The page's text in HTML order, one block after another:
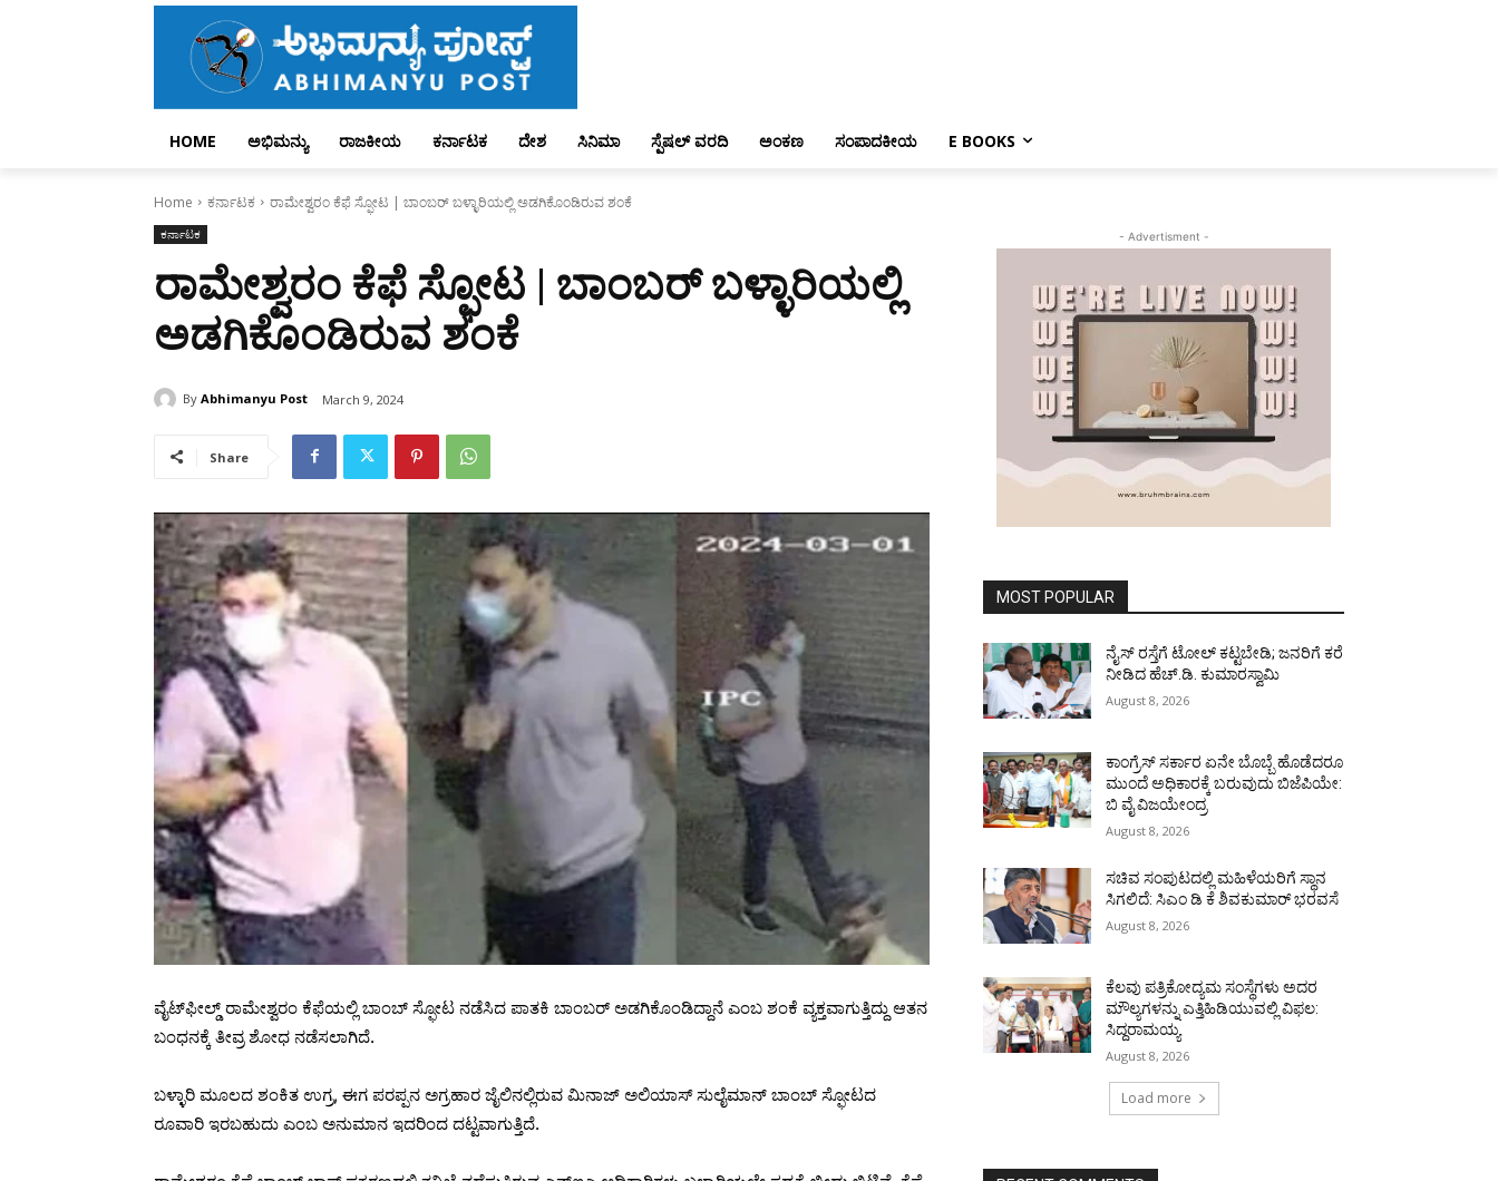
HOME ಅಭಿಮನ್ಯು ರಾಜಕೀಯ ಕರ್ನಾಟಕ ದೇಶ ಸಿನಿಮಾ ಸ್ಪೆಷಲ್ ವರದಿ ಅಂಕಣ ಸಂಪಾದಕೀಯ E BOOKS
Home ಕರ್ನಾಟಕ ರಾಮೇಶ್ವರಂ ಕೆಫೆ ಸ್ಫೋಟ | ಬಾಂಬರ್‌ ಬಳ್ಳಾರಿಯಲ್ಲಿ ಅಡಗಿಕೊಂಡಿರುವ ಶಂಕೆ
ಕರ್ನಾಟಕ
ರಾಮೇಶ್ವರಂ ಕೆಫೆ ಸ್ಫೋಟ | ಬಾಂಬರ್‌ ಬಳ್ಳಾರಿಯಲ್ಲಿ
ಅಡಗಿಕೊಂಡಿರುವ ಶಂಕೆ
By Abhimanyu Post March 9, 2024
Share
ವೈಟ್‌ಫೀಲ್ಡ್‌ ರಾಮೇಶ್ವರಂ ಕೆಫೆಯಲ್ಲಿ ಬಾಂಬ್‌ ಸ್ಫೋಟ ನಡೆಸಿದ ಪಾತಕಿ ಬಾಂಬರ್‌ ಅಡಗಿಕೊಂಡಿದ್ದಾನೆ ಎಂಬ ಶಂಕೆ ವ್ಯಕ್ತವಾಗುತ್ತಿದ್ದು ಆತನ
ಬಂಧನಕ್ಕೆ ತೀವ್ರ ಶೋಧ ನಡೆಸಲಾಗಿದೆ.
ಬಳ್ಳಾರಿ ಮೂಲದ ಶಂಕಿತ ಉಗ್ರ, ಈಗ ಪರಪ್ಪನ ಅಗ್ರಹಾರ ಜೈಲಿನಲ್ಲಿರುವ ಮಿನಾಜ್ ಅಲಿಯಾಸ್‌ ಸುಲೈಮಾನ್‌ ಬಾಂಬ್ ಸ್ಫೋಟದ
ರೂವಾರಿ ಇರಬಹುದು ಎಂಬ ಅನುಮಾನ ಇದರಿಂದ ದಟ್ಟವಾಗುತ್ತಿದೆ.
- Advertisment -
MOST POPULAR
ನೈಸ್ ರಸ್ತೆಗೆ ಟೋಲ್ ಕಟ್ಟಬೇಡಿ; ಜನರಿಗೆ ಕರೆ
ನೀಡಿದ ಹೆಚ್.ಡಿ. ಕುಮಾರಸ್ವಾಮಿ
August 8, 2026
ಕಾಂಗ್ರೆಸ್ ಸರ್ಕಾರ ಏನೇ ಬೊಬ್ಬೆ ಹೊಡೆದರೂ
ಮುಂದೆ ಅಧಿಕಾರಕ್ಕೆ ಬರುವುದು ಬಿಜೆಪಿಯೇ:
ಬಿ ವೈ ವಿಜಯೇಂದ್ರ
August 8, 2026
ಸಚಿವ ಸಂಪುಟದಲ್ಲಿ ಮಹಿಳೆಯರಿಗೆ ಸ್ಥಾನ
ಸಿಗಲಿದೆ: ಸಿಎಂ ಡಿ ಕೆ ಶಿವಕುಮಾರ್ ಭರವಸೆ
August 8, 2026
ಕೆಲವು ಪತ್ರಿಕೋದ್ಯಮ ಸಂಸ್ಥೆಗಳು ಅದರ
ಮೌಲ್ಯಗಳನ್ನು ಎತ್ತಿಹಿಡಿಯುವಲ್ಲಿ ವಿಫಲ:
ಸಿದ್ದರಾಮಯ್ಯ
August 8, 2026
Load more